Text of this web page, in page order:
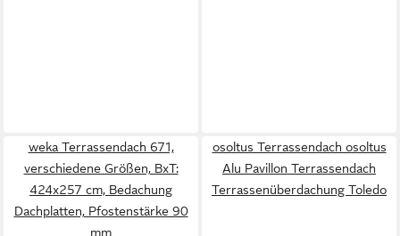
weka Terrassendach 671,
verschiedene Größen, BxT:
424x257 cm, Bedachung
Dachplatten, Pfostenstärke 90
mm
osoltus Terrassendach osoltus
Alu Pavillon Terrassendach
Terrassenüberdachung Toledo